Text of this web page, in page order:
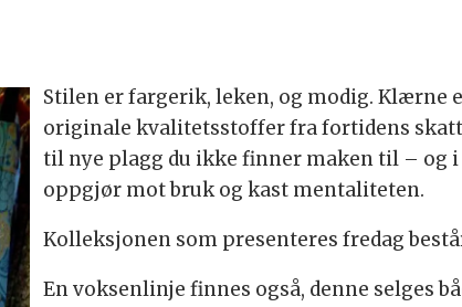
Stilen er fargerik, leken, og modig. Klærne
originale kvalitetsstoffer fra fortidens
til nye plagg du ikke finner maken til – og
oppgjør mot bruk og kast mentaliteten.
Kolleksjonen som presenteres fredag
En voksenlinje finnes også, denne selges